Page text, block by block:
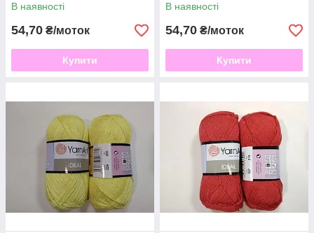
В наявності
54,70 ₴/моток
Купити
В наявності
54,70 ₴/моток
Купити